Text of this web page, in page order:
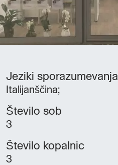
Jeziki sporazumevanja
Italijanščina;
Število sob
3
Število kopalnic
3